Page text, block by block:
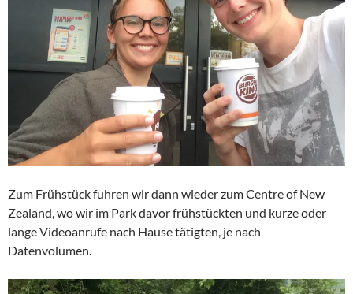
Zum Frühstück fuhren wir dann wieder zum Centre of New
Zealand, wo wir im Park davor frühstückten und kurze oder
lange Videoanrufe nach Hause tätigten, je nach
Datenvolumen.